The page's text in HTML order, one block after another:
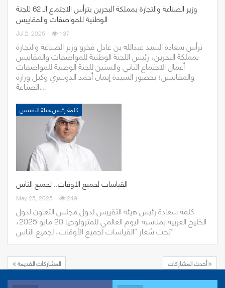
وزير الصناعة والتجارة بمملكة البحرين يترأس الاجتماع الـ 62 للجنة
الوطنية للمواصفات والمقاييس
Jul 2, 2025 137
ترأس سعادة السيد عبدالله بن عادل فخرو وزير الصناعة والتجارة
بمملكة البحرين، رئيس اللجنة الوطنية للمواصفات والمقاييس
أعمال الاجتماع الثاني والستين للجنة الوطنية للمواصفات
والمقاييس؛ بحضور السيدة إيمان أحمد الدوسري وكيل وزارة
الصناعة…
كلمة رئيس هيئة التقييس
القياسات لجميع الأوقات.. لجميع الناس
May 25, 2025 249
كلمة سعادة رئيس هيئة التقييس لدول مجلس التعاون لدول
الخليج العربية بمناسبة اليوم العالمي للمترولوجيا 20 مايو 2025،
تحت شعار ”القياسات لجميع الأوقات، لجميع الناس”
المشاركات القديمة أحدث المشاركات